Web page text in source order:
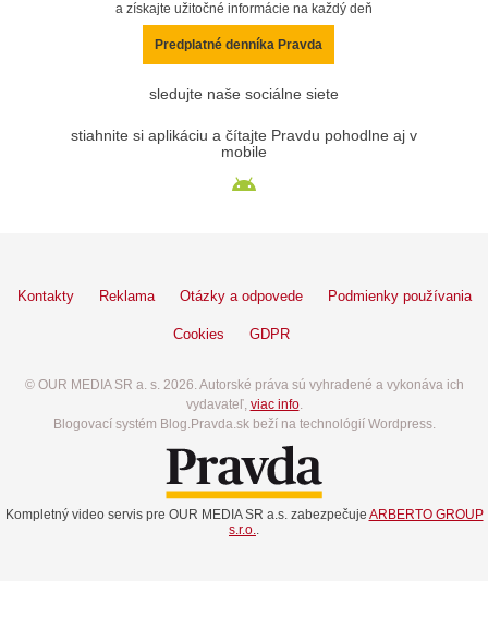
a získajte užitočné informácie na každý deň
Predplatné denníka Pravda
sledujte naše sociálne siete
stiahnite si aplikáciu a čítajte Pravdu pohodlne aj v
mobile
Kontakty Reklama Otázky a odpovede Podmienky používania
Cookies GDPR
© OUR MEDIA SR a. s. 2026. Autorské práva sú vyhradené a vykonáva ich
vydavateľ, viac info.
Blogovací systém Blog.Pravda.sk beží na technológií Wordpress.
Kompletný video servis pre OUR MEDIA SR a.s. zabezpečuje ARBERTO GROUP
s.r.o..